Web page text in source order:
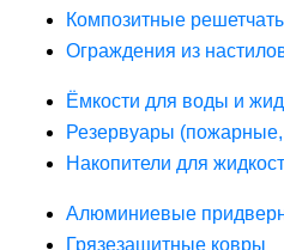
Композитные
Ограждения из
Ёмкости для воды и
Резервуары
Накопители для
Алюминиевые
Грязезащитные ковры